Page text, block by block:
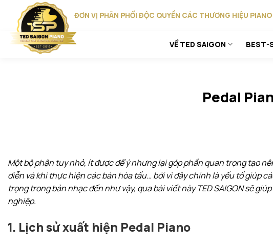
content
ĐƠN VỊ PHÂN PHỐI ĐỘC QUYỀN CÁC THƯƠNG HIỆU
VỀ TED SAIGON BEST-
Pedal
Một bộ phận tuy nhỏ, ít được để ý nhưng lại góp phần quan trọng tạo
diễn và khi thực hiện các bản hòa tấu… bởi vì đây chính là yếu tố giúp
trọng trong bản nhạc đến như vậy, qua bài viết này TED SAIGON sẽ
nghiệp.
1. Lịch sử xuất hiện Pedal Piano